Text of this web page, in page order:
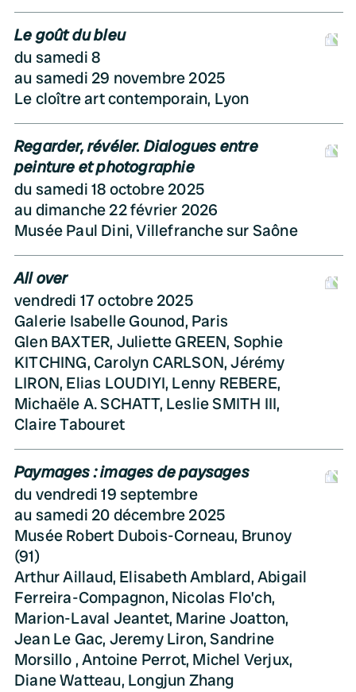
Le goût du bleu
du samedi 8
au samedi 29 novembre 2025
Le cloître art contemporain, Lyon
Regarder, révéler. Dialogues entre
peinture et photographie
du samedi 18 octobre 2025
au dimanche 22 février 2026
Musée Paul Dini, Villefranche sur Saône
All over
vendredi 17 octobre 2025
Galerie Isabelle Gounod, Paris
Glen BAXTER, Juliette GREEN, Sophie
KITCHING, Carolyn CARLSON, Jérémy
LIRON, Elias LOUDIYI, Lenny REBERE,
Michaële A. SCHATT, Leslie SMITH III,
Claire Tabouret
Paymages : images de paysages
du vendredi 19 septembre
au samedi 20 décembre 2025
Musée Robert Dubois-Corneau, Brunoy
(91)
Arthur Aillaud, Elisabeth Amblard, Abigail
Ferreira-Compagnon, Nicolas Flo’ch,
Marion-Laval Jeantet, Marine Joatton,
Jean Le Gac, Jeremy Liron, Sandrine
Morsillo , Antoine Perrot, Michel Verjux,
Diane Watteau, Longjun Zhang